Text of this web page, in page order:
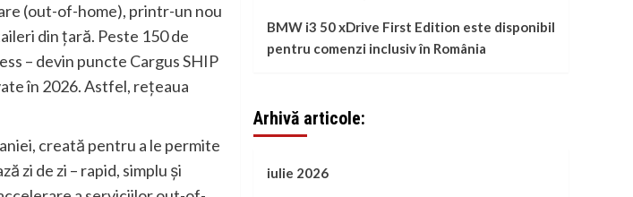
(out-of-home), printr-un nou
din țară. Peste 150 de
– devin puncte Cargus SHIP
în 2026. Astfel, rețeaua
creată pentru a le permite
zi de zi – rapid, simplu și
BMW i3 50 xDrive First Edition este disponibil
pentru comenzi inclusiv în România
Arhivă articole:
iulie 2026